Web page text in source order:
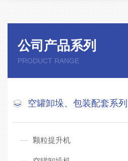
公司产品系列
PRODUCT RANGE
空罐卸垛、包装配套系列
颗粒提升机